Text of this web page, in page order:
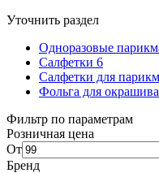
Уточнить раздел
Одноразовые
Салфетки 6
Салфетки для
Фольга для
Фильтр по параметрам
Розничная цена
От
Бренд